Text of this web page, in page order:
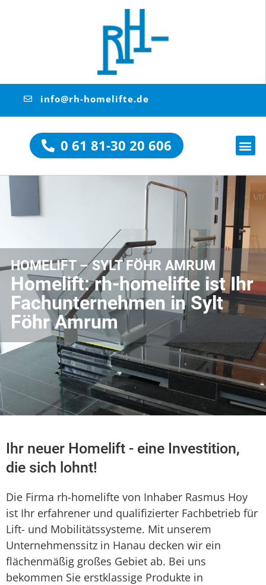
info@rh-homelifte.de
0 61 81-30 20 606
HOMELIFT – SYLT FÖHR AMRUM
Homelift: rh-homelifte ist Ihr
Fachunternehmen in Sylt
Föhr Amrum
Ihr neuer Homelift - eine Investition,
die sich lohnt!
Die Firma rh-homelifte von Inhaber Rasmus Hoy
ist Ihr erfahrener und qualifizierter Fachbetrieb für
Lift- und Mobilitätssysteme. Mit unserem
Unternehmenssitz in Hanau decken wir ein
flächenmäßig großes Gebiet ab. Bei uns
bekommen Sie erstklassige Produkte in